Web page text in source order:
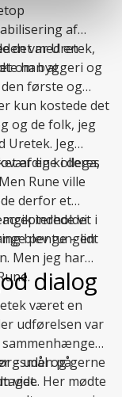
af
var Uretek,
han at
det med en
om byggeri og
første og
kun kostede det
og de folk, jeg
Uretek. Jeg
i deres
af en kollega,
Rune ville
derfor et
indholdet i
blev tungen
vi
penge – lidt
Men jeg har
dialog
været en
udførelsen var
– uden påog gerne
vide. Her mødte